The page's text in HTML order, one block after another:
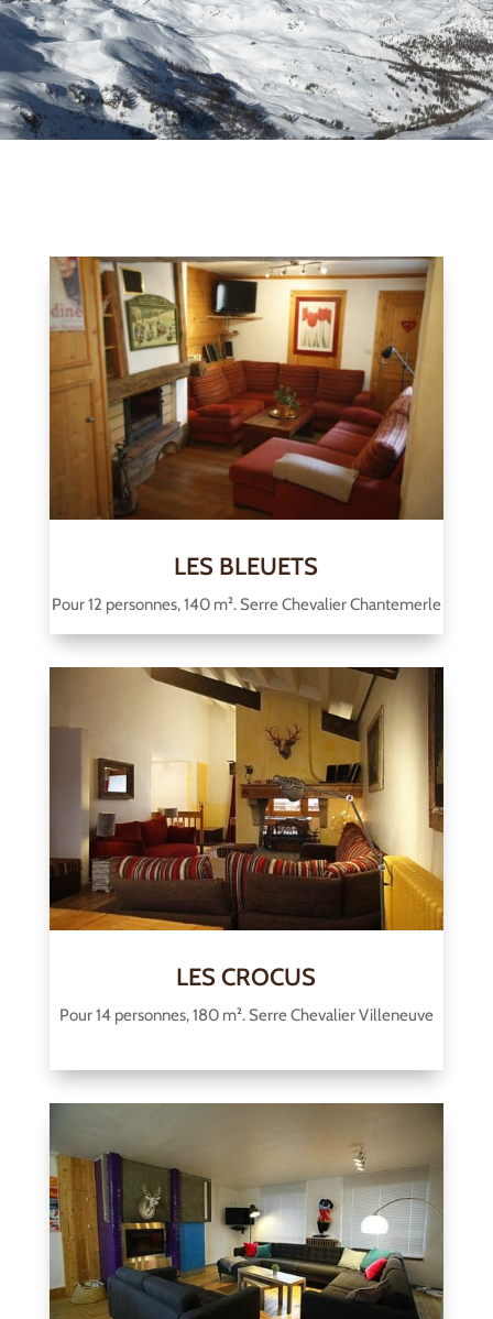
LES BLEUETS
Pour 12 personnes, 140 m². Serre Chevalier Chantemerle
LES CROCUS
Pour 14 personnes, 180 m². Serre Chevalier Villeneuve